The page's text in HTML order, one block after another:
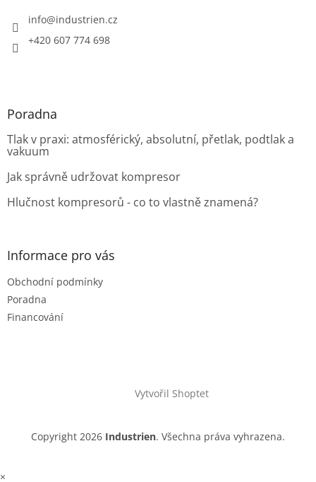
info@industrien.cz
+420 607 774 698
Poradna
Tlak v praxi: atmosférický, absolutní, přetlak, podtlak a
vakuum
Jak správně udržovat kompresor
Hlučnost kompresorů - co to vlastně znamená?
Informace pro vás
Obchodní podmínky
Poradna
Financování
Vytvořil Shoptet
Copyright 2026 Industrien. Všechna práva vyhrazena.
×